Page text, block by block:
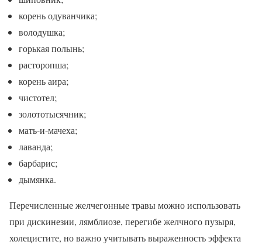
корень одуванчика;
володушка;
горькая полынь;
расторопша;
корень аира;
чистотел;
золототысячник;
мать-и-мачеха;
лаванда;
барбарис;
дымянка.
Перечисленные желчегонные травы можно использовать
при дискинезии, лямблиозе, перегибе желчного пузыря,
холецистите, но важно учитывать выраженность эффекта